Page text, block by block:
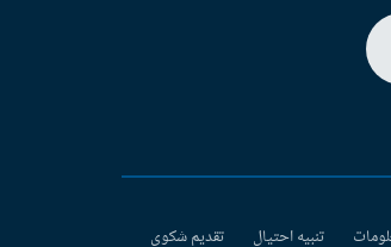
تنبيه احتيال تقديم شكوى